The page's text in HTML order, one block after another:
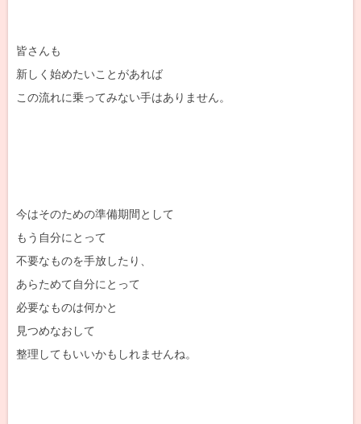
皆さんも
新しく始めたいことがあれば
この流れに乗ってみない手はありません。
今はそのための準備期間として
もう自分にとって
不要なものを手放したり、
あらためて自分にとって
必要なものは何かと
見つめなおして
整理してもいいかもしれませんね。